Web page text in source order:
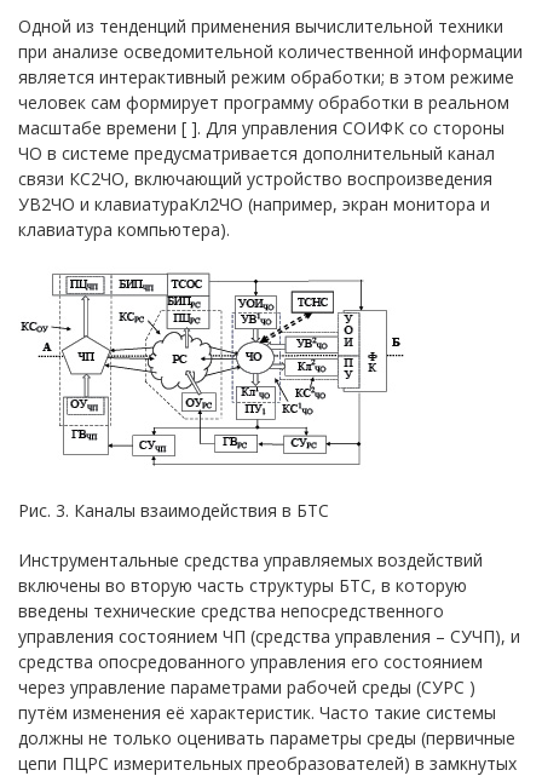
Одной из тенденций применения вычислительной техники
при анализе осведомительной количественной информации
является интерактивный режим обработки; в этом режиме
человек сам формирует программу обработки в реальном
масштабе времени [ ]. Для управления СОИФК со стороны
ЧО в системе предусматривается дополнительный канал
связи КС2ЧО, включающий устройство воспроизведения
УВ2ЧО и клавиатураКл2ЧО (например, экран монитора и
клавиатура компьютера).
Рис. 3. Каналы взаимодействия в БТС
Инструментальные средства управляемых воздействий
включены во вторую часть структуры БТС, в которую
введены технические средства непосредственного
управления состоянием ЧП (средства управления – СУЧП), и
средства опосредованного управления его состоянием
через управление параметрами рабочей среды (СУРС )
путём изменения её характеристик. Часто такие системы
должны не только оценивать параметры среды (первичные
цепи ПЦРС измерительных преобразователей) в замкнутых